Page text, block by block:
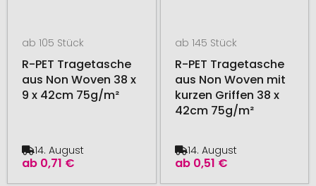
ab 105 Stück
R-PET Tragetasche
aus Non Woven 38 x
9 x 42cm 75g/m²
ab 0,71 €
14. August
ab 145 Stück
R-PET Tragetasche
aus Non Woven mit
kurzen Griffen 38 x
42cm 75g/m²
ab 0,51 €
14. August